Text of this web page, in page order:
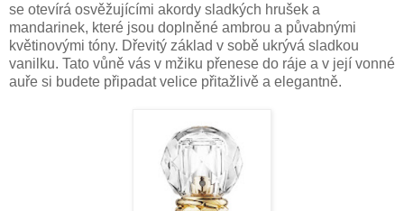
se otevírá osvěžujícími akordy sladkých hrušek a
mandarinek, které jsou doplněné ambrou a půvabnými
květinovými tóny. Dřevitý základ v sobě ukrývá sladkou
vanilku. Tato vůně vás v mžiku přenese do ráje a v její vonné
auře si budete připadat velice přitažlivě a elegantně.